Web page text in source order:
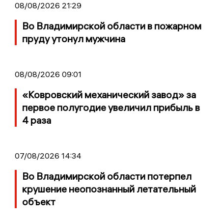
08/08/2026 21:29
Во Владимирской области в пожарном
пруду утонул мужчина
08/08/2026 09:01
«Ковровский механический завод» за
первое полугодие увеличил прибыль в
4 раза
07/08/2026 14:34
Во Владимирской области потерпел
крушение неопознанный летательный
объект